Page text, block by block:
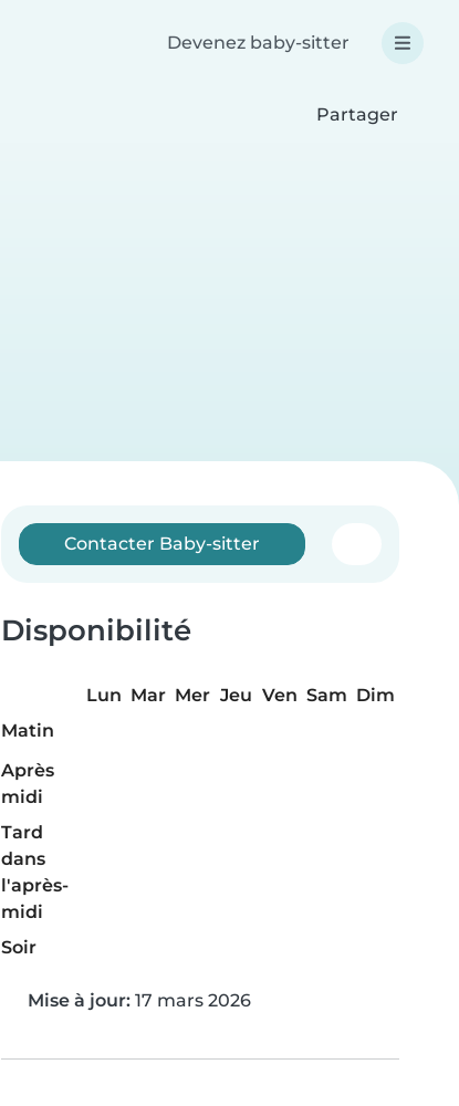
Devenez baby-sitter
Partager
Contacter Baby-sitter
Disponibilité
Lun Mar Mer Jeu Ven Sam Dim
Matin
Après
midi
Tard
dans
l'après-
midi
Soir
Mise à jour: 17 mars 2026